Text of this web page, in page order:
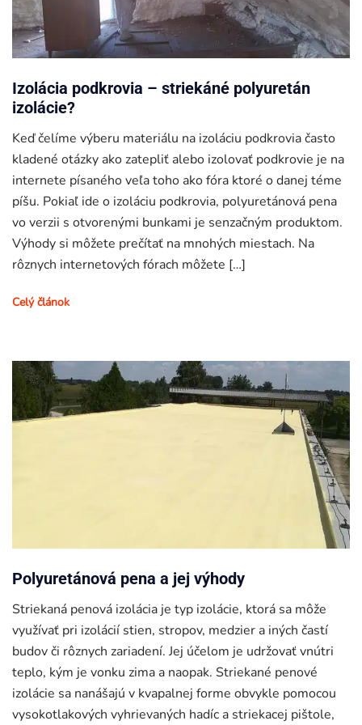
Izolácia podkrovia – striekáné polyuretán
izolácie?
Keď čelíme výberu materiálu na izoláciu podkrovia často
kladené otázky ako zatepliť alebo izolovať podkrovie je na
internete písaného veľa toho ako fóra ktoré o danej téme
píšu. Pokiaľ ide o izoláciu podkrovia, polyuretánová pena
vo verzii s otvorenými bunkami je senzačným produktom.
Výhody si môžete prečítať na mnohých miestach. Na
rôznych internetových fórach môžete […]
Celý článok
Polyuretánová pena a jej výhody
Striekaná penová izolácia je typ izolácie, ktorá sa môže
využívať pri izolácií stien, stropov, medzier a iných častí
budov či rôznych zariadení. Jej účelom je udržovať vnútri
teplo, kým je vonku zima a naopak. Striekané penové
izolácie sa nanášajú v kvapalnej forme obvykle pomocou
vysokotlakových vyhrievaných hadíc a striekacej pištole,